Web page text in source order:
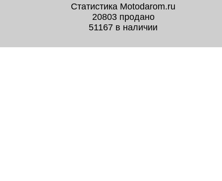
Статистика Motodarom.ru
20803 продано
51167 в наличии